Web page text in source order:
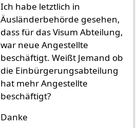
Ich habe letztlich in
Äusländerbehörde gesehen,
dass für das Visum Abteilung,
war neue Angestellte
beschäftigt. Weißt Jemand ob
die Einbürgerungsabteilung
hat mehr Angestellte
beschäftigt?
Danke